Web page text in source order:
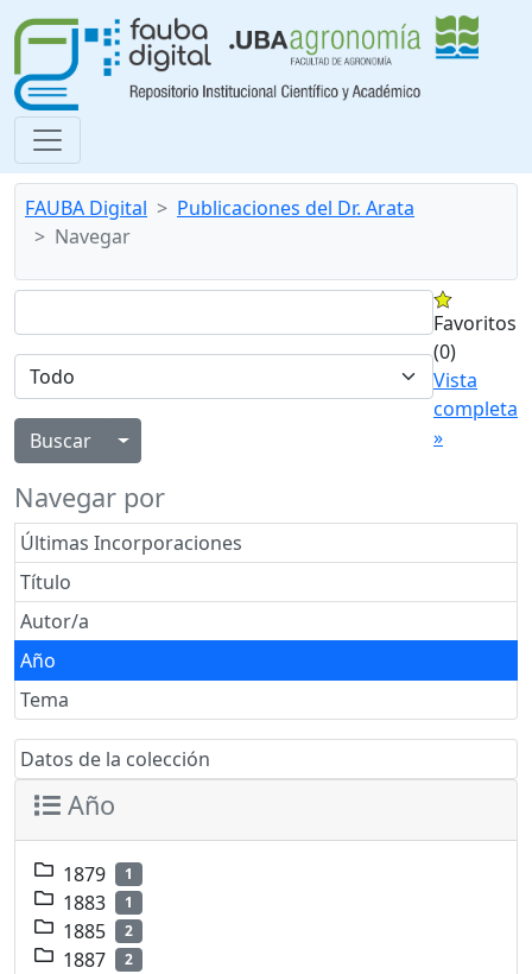
FAUBA Digital
Publicaciones del Dr. Arata
Navegar
Alternar menú desplegable
Favoritos
(0)
Vista
completa
»
Navegar por
Últimas Incorporaciones
Título
Autor/a
Año
Tema
Datos de la colección
Año
1879 1
1883 1
1885 2
1887 2